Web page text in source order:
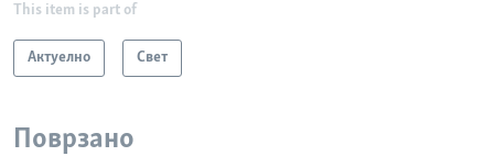
This item is part of
Актуелно Свет
Поврзано